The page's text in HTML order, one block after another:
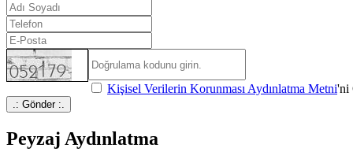
Kişisel Verilerin Korunması Aydınlatma Metni'ni
.: Gönder :.
Peyzaj Aydınlatma